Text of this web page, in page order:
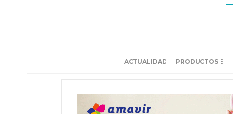
ACTUALIDAD PRODUCTOS